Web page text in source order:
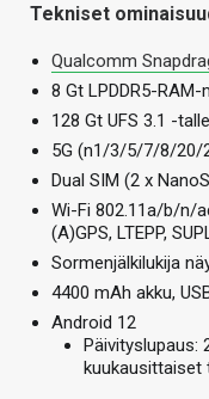
Tekniset
Qualcomm
8 Gt LPDDR5-
128 Gt UFS 3.1 -
5G (n1/3/5/7/8/20/
Dual SIM (2 x
Wi-Fi 802.11a/b/n/
(A)GPS, LTEPP,
Sormenjälkilukija
4400 mAh akku,
Android 12
Päivityslupaus:
kuukausittaiset